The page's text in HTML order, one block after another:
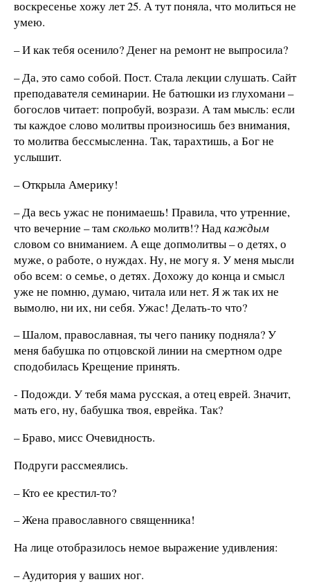
воскресенье хожу лет 25. А тут поняла, что молиться не
умею.
– И как тебя осенило? Денег на ремонт не выпросила?
– Да, это само собой. Пост. Стала лекции слушать. Сайт
преподавателя семинарии. Не батюшки из глухомани –
богослов читает: попробуй, возрази. А там мысль: если
ты каждое слово молитвы произносишь без внимания,
то молитва бессмысленна. Так, тарахтишь, а Бог не
услышит.
– Открыла Америку!
– Да весь ужас не понимаешь! Правила, что утренние,
что вечерние – тамсколько молитв!? Надкаждым
словом со вниманием. А еще допмолитвы – о детях, о
муже, о работе, о нуждах. Ну, не могу я. У меня мысли
обо всем: о семье, о детях. Дохожу до конца и смысл
уже не помню, думаю, читала или нет. Я ж так их не
вымолю, ни их, ни себя. Ужас! Делать-то что?
– Шалом, православная, ты чего панику подняла? У
меня бабушка по отцовской линии на смертном одре
сподобилась Крещение принять.
- Подожди. У тебя мама русская, а отец еврей. Значит,
мать его, ну, бабушка твоя, еврейка. Так?
– Браво, мисс Очевидность.
Подруги рассмеялись.
– Кто ее крестил-то?
– Жена православного священника!
На лице отобразилось немое выражение удивления:
– Аудитория у ваших ног.